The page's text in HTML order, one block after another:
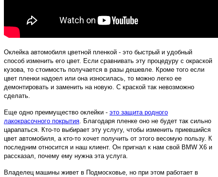
Оклейка автомобиля цветной пленкой - это быстрый и удобный
способ изменить его цвет. Если сравнивать эту процедуру с окраской
кузова, то стоимость получается в разы дешевле. Кроме того если
цвет пленки надоел или она износилась, то можно легко ее
демонтировать и заменить на новую. С краской так невозможно
сделать.
Еще одно преимущество оклейки - это защита родного
лакокрасочного покрытия. Благодаря пленке оно не будет так сильно
царапаться. Кто-то выбирает эту услугу, чтобы изменить приевшийся
цвет автомобиля, а кто-то хочет получить от этого весомую пользу. К
последним относится и наш клиент. Он пригнал к нам свой BMW X6 и
рассказал, почему ему нужна эта услуга.
Владелец машины живет в Подмосковье, но при этом работает в